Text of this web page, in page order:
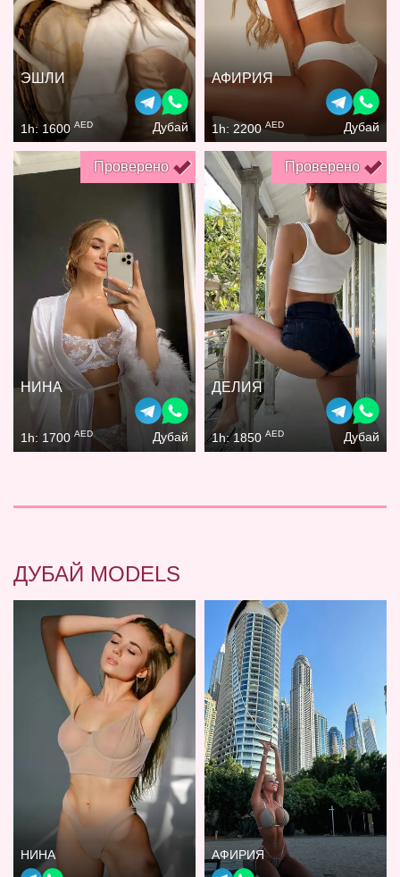
ЭШЛИ
1h: 1600 AED Дубай
АФИРИЯ
1h: 2200AED Дубай
Проверено
НИНА
1h: 1700 AED Дубай
Проверено
ДЕЛИЯ
1h: 1850 AED Дубай
ДУБАЙ MODELS
НИНА АФИРИЯ